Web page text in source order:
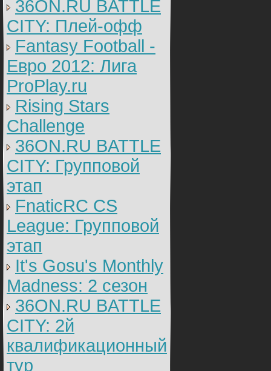
36ON.RU BATTLE
CITY: Плей-офф
Fantasy Football -
Евро 2012: Лига
ProPlay.ru
Rising Stars
Challenge
36ON.RU BATTLE
CITY: Групповой
этап
FnaticRC CS
League: Групповой
этап
It's Gosu's Monthly
Madness: 2 сезон
36ON.RU BATTLE
CITY: 2й
квалификационный
тур